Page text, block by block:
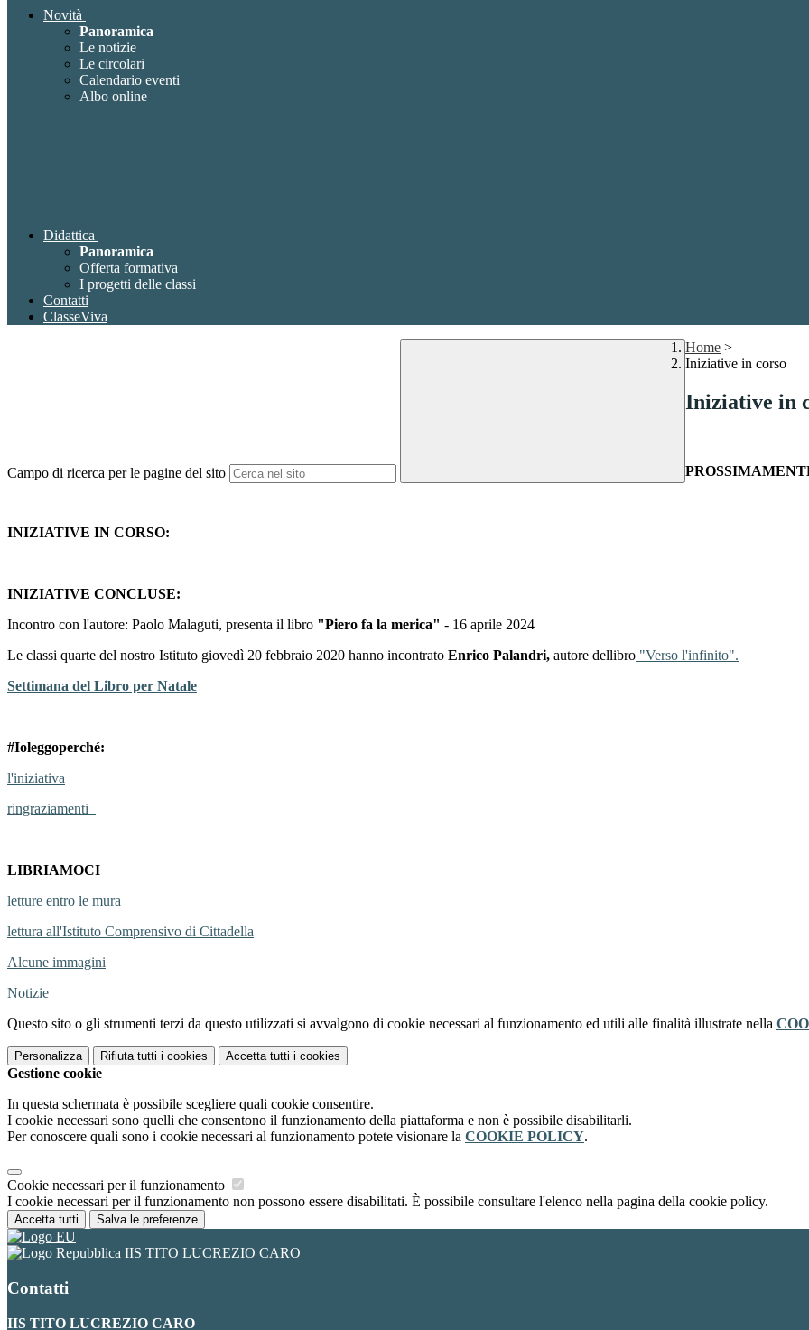
Novità
Panoramica
Le notizie
Le circolari
Calendario eventi
Albo online
Didattica
Panoramica
Offerta formativa
I progetti delle classi
Contatti
ClasseViva
Campo di ricerca per le pagine del sito
Home >
Iniziative in corso
Iniziative in
INIZIATIVE IN CORSO:
INIZIATIVE CONCLUSE:
Incontro con l'autore: Paolo Malaguti, presenta il libro "Piero fa la merica" - 16 aprile 2024
Le classi quarte del nostro Istituto giovedì 20 febbraio 2020 hanno incontrato Enrico Palandri, autore dellibro "Verso l'infinito".
Settimana del Libro per Natale
#Ioleggoperché:
l'iniziativa
ringraziamenti
LIBRIAMOCI
letture entro le mura
lettura all'Istituto Comprensivo di Cittadella
Alcune immagini
Notizie
Questo sito o gli strumenti terzi da questo utilizzati si avvalgono di cookie necessari al funzionamento ed utili alle finalità illustrate nella
Personalizza Rifiuta tutti i cookies Accetta tutti i cookies
Gestione cookie
In questa schermata è possibile scegliere quali cookie consentire.
I cookie necessari sono quelli che consentono il funzionamento della piattaforma e non è possibile disabilitarli.
Per conoscere quali sono i cookie necessari al funzionamento potete visionare la COOKIE POLICY.
Cookie necessari per il funzionamento
I cookie necessari per il funzionamento non possono essere disabilitati. È possibile consultare l'elenco nella pagina della cookie policy.
Accetta tutti Salva le preferenze
IIS TITO LUCREZIO CARO
Contatti
IIS TITO LUCREZIO CARO